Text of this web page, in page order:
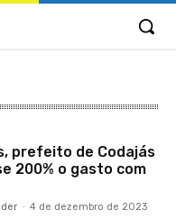
prefeito de Codajás
200% o gasto com
- 4 de dezembro de 2023